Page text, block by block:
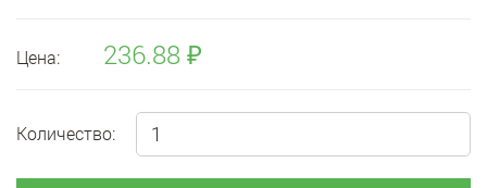
Цена: 236.88 ₽
Количество: